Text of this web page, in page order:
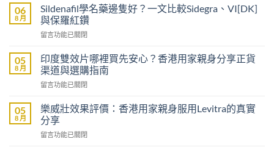
威
大
樂
威
評
價：
雙
效
勃
加
時
06
8 月
Sildenafil學名藥邊隻好？一文比較Sidegra、VI[DK]
與保羅紅鑽
在
學
名
藥
邊
好？
一
文
比
留言功能已關閉
05
8 月
印度雙效片哪裡買先安心？香港用家親身分享正貨
渠道與選購指南
在
度
雙
效
片
留言功能已關閉
05
8 月
樂威壯效果評價：香港用家親身服用Levitra的真實
分享
在
留言功能已關閉